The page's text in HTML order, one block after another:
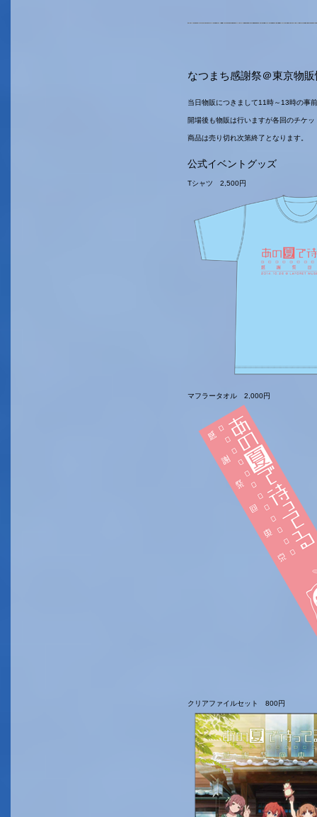
なつまち感謝祭＠東京物
当日物販につきまして11時～13時の事
開場後も物販は行いますが各回のチケ
商品は売り切れ次第終了となります。
公式イベントグッズ
Tシャツ 2,500円
マフラータオル 2,000円
クリアファイルセット 800円